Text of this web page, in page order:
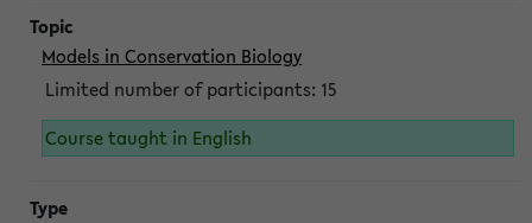
Models in Conservation Biology
Limited number of participants: 15
Course taught in English